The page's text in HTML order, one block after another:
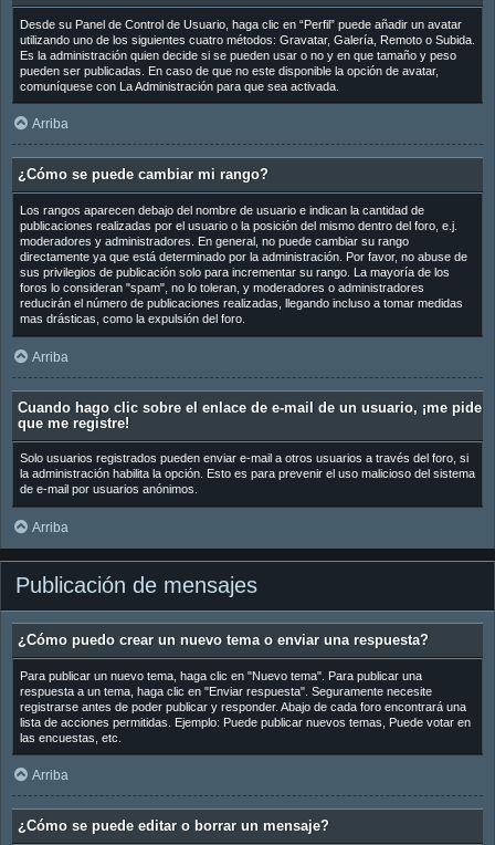
Desde su Panel de Control de Usuario, haga clic en “Perfil” puede añadir un avatar
utilizando uno de los siguientes cuatro métodos: Gravatar, Galería, Remoto o Subida.
Es la administración quien decide si se pueden usar o no y en que tamaño y peso
pueden ser publicadas. En caso de que no este disponible la opción de avatar,
comuníquese con La Administración para que sea activada.
Arriba
¿Cómo se puede cambiar mi rango?
Los rangos aparecen debajo del nombre de usuario e indican la cantidad de
publicaciones realizadas por el usuario o la posición del mismo dentro del foro, e.j.
moderadores y administradores. En general, no puede cambiar su rango
directamente ya que está determinado por la administración. Por favor, no abuse de
sus privilegios de publicación solo para incrementar su rango. La mayoría de los
foros lo consideran "spam", no lo toleran, y moderadores o administradores
reducirán el número de publicaciones realizadas, llegando incluso a tomar medidas
mas drásticas, como la expulsión del foro.
Arriba
Cuando hago clic sobre el enlace de e-mail de un usuario, ¡me pide
que me registre!
Solo usuarios registrados pueden enviar e-mail a otros usuarios a través del foro, si
la administración habilita la opción. Esto es para prevenir el uso malicioso del sistema
de e-mail por usuarios anónimos.
Arriba
Publicación de mensajes
¿Cómo puedo crear un nuevo tema o enviar una respuesta?
Para publicar un nuevo tema, haga clic en "Nuevo tema". Para publicar una
respuesta a un tema, haga clic en "Enviar respuesta". Seguramente necesite
registrarse antes de poder publicar y responder. Abajo de cada foro encontrará una
lista de acciones permitidas. Ejemplo: Puede publicar nuevos temas, Puede votar en
las encuestas, etc.
Arriba
¿Cómo se puede editar o borrar un mensaje?